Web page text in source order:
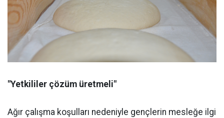
"Yetkililer çözüm üretmeli"
Ağır çalışma koşulları nedeniyle gençlerin mesleğe ilgi